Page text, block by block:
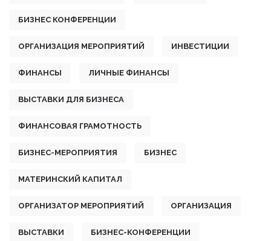
БИЗНЕС КОНФЕРЕНЦИИ
ОРГАНИЗАЦИЯ МЕРОПРИЯТИЙ ИНВЕСТИЦИИ
ФИНАНСЫ ЛИЧНЫЕ ФИНАНСЫ
ВЫСТАВКИ ДЛЯ БИЗНЕСА
ФИНАНСОВАЯ ГРАМОТНОСТЬ
БИЗНЕС-МЕРОПРИЯТИЯ БИЗНЕС
МАТЕРИНСКИЙ КАПИТАЛ
ОРГАНИЗАТОР МЕРОПРИЯТИЙ ОРГАНИЗАЦИЯ
ВЫСТАВКИ БИЗНЕС-КОНФЕРЕНЦИИ